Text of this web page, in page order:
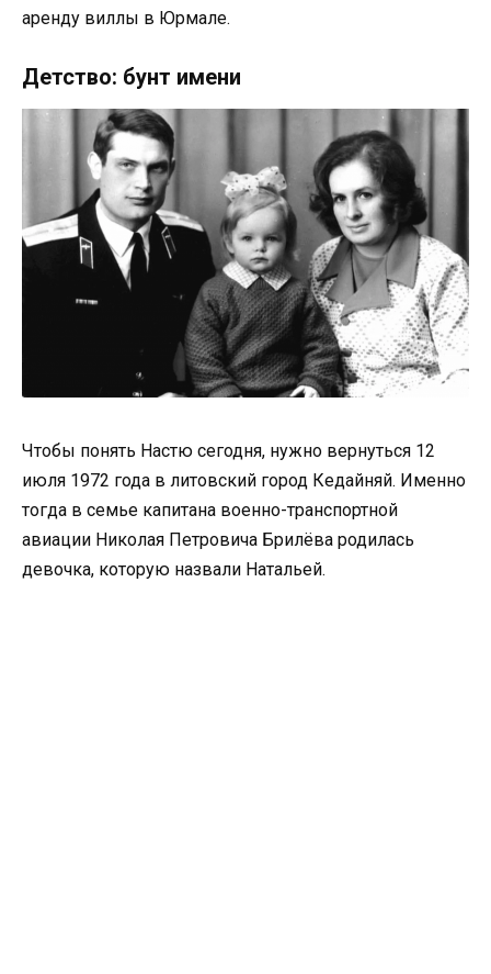
аренду виллы в Юрмале.
Детство: бунт имени
Чтобы понять Настю сегодня, нужно вернуться 12
июля 1972 года в литовский город Кедайняй. Именно
тогда в семье капитана военно-транспортной
авиации Николая Петровича Брилёва родилась
девочка, которую назвали Натальей.